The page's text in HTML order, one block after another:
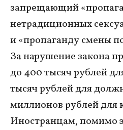
запрещающий
нетрадиционных
и «пропаганду смены
За нарушение закона
до 400 тысяч рублей
тысяч рублей для
миллионов рублей для
Иностранцам, помимо